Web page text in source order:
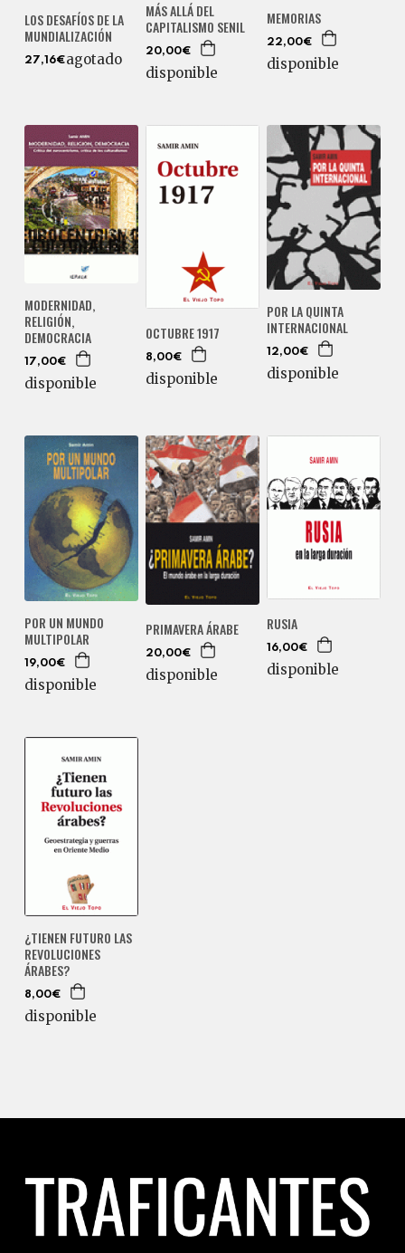
LOS DESAFÍOS DE LA
MUNDIALIZACIÓN
27,16€agotado
MÁS ALLÁ DEL
CAPITALISMO SENIL
20,00€
disponible
MEMORIAS
22,00€
disponible
MODERNIDAD,
RELIGIÓN,
DEMOCRACIA
17,00€
disponible
OCTUBRE 1917
8,00€
disponible
POR LA QUINTA
INTERNACIONAL
12,00€
disponible
POR UN MUNDO
MULTIPOLAR
19,00€
disponible
PRIMAVERA ÁRABE
20,00€
disponible
RUSIA
16,00€
disponible
¿TIENEN FUTURO LAS
REVOLUCIONES
ÁRABES?
8,00€
disponible